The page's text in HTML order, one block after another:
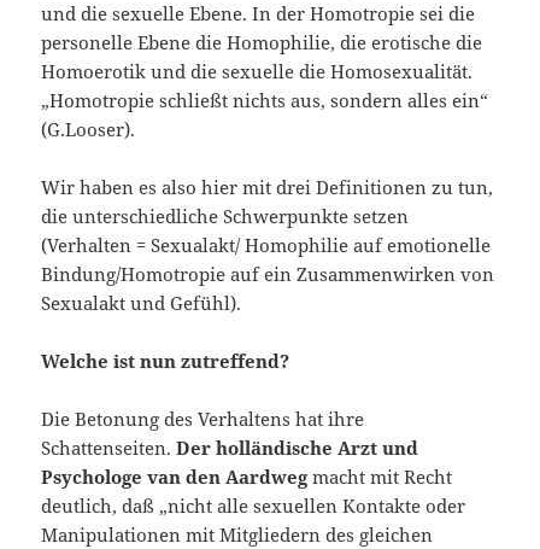
und die sexuelle Ebene. In der Homotropie sei die
personelle Ebene die Homophilie, die erotische die
Homoerotik und die sexuelle die Homosexualität.
„Homotropie schließt nichts aus, sondern alles ein“
(G.Looser).
Wir haben es also hier mit drei Definitionen zu tun,
die unterschiedliche Schwerpunkte setzen
(Verhalten = Sexualakt/ Homophilie auf emotionelle
Bindung/Homotropie auf ein Zusammenwirken von
Sexualakt und Gefühl).
Welche ist nun zutreffend?
Die Betonung des Verhaltens hat ihre
Schattenseiten.Der holländische Arzt und
Psychologe van den Aardwegmacht mit Recht
deutlich, daß „nicht alle sexuellen Kontakte oder
Manipulationen mit Mitgliedern des gleichen